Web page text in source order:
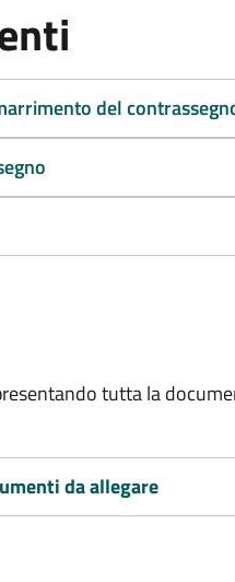
del
tutta la
da allegare